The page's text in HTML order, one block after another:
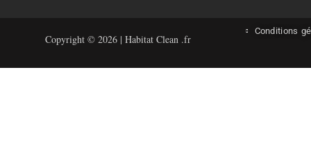
Copyright © 2026 | Habitat Clean .fr
Conditions